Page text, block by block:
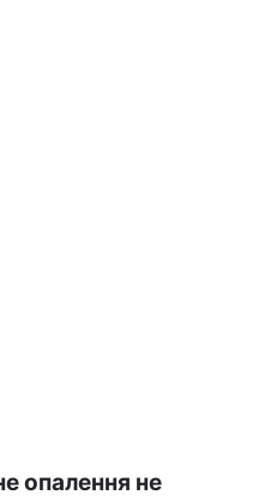
опалення не